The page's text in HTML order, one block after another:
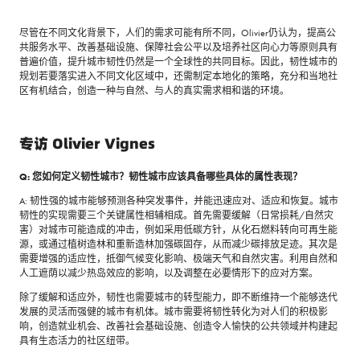
尽管在不同文化背景下，人们的需求可能有所不同，Olivier仍认为，提高公
共服务水平、改善基础设施、保障社会公平以及培养社区向心力等原则具有
普遍价值，提升城市韧性仍然是一个全球性的共同目标。因此，韧性城市的
规划若要落实进入不同文化区域中，还需制定本地化的策略，充分和当地社
区有机结合，创造一种与自然、与人的真实需求相和谐的环境。
专访 Olivier Vignes
Q: 您如何定义韧性城市？韧性城市应该具备哪些具体的属性表现？
A: 韧性强的城市能够预测各种突发事件，并能迅速应对、适应和恢复。城市
韧性的实现需要三个关键属性相辅相成。首先需要缓解（日常损耗/自然灾
害）对城市可能造成的冲击，例如采用低碳方针，从化石燃料转向可再生能
源，或通过植树造林和重新造林加强碳固存，从而减少碳排放足迹。其次是
需要增强的适应性，抵御气候变化影响、极端天气和自然灾害。利用自然和
人工遮荫以减少热岛效应的影响，以及调整在必要情形下的应对方案。
除了缓解和适应外，韧性也需要城市的转型能力，即不断维持一个能够迭代
发展的灵活而强健的城市有机体。城市需要将韧性转化为对人们的积极影
响，创造就业机会、改善社会基础设施、创造令人愉快的公共领域并构建起
具有生态活力的社区纽带。